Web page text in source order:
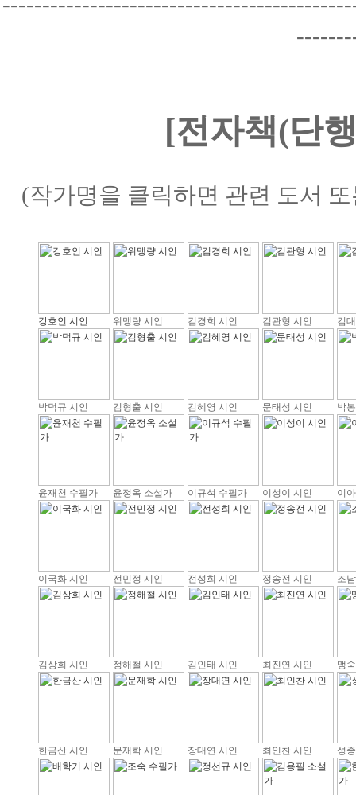
[전자책(단
(작가명을 클릭하면 관련 도서
강호인 시인 위맹량 시인 김경희 시인 김관형 시인 김
박덕규 시인 김형출 시인 김혜영 시인 문태성 시인 박
윤재천 수필가 윤정옥 소설가 이규석 수필가 이성이 시인 이
이국화 시인 전민정 시인 전성희 시인 정송전 시인 조
김상희 시인 정해철 시인 김인태 시인 최진연 시인 맹
한금산 시인 문재학 시인 장대연 시인 최인찬 시인 성